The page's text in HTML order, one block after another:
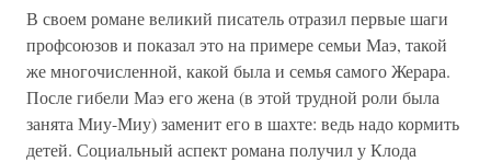
В своем романе великий писатель отразил первые шаги
профсоюзов и показал это на примере семьи Маэ, такой
же многочисленной, какой была и семья самого Жерара.
После гибели Маэ его жена (в этой трудной роли была
занята Миу-Миу) заменит его в шахте: ведь надо кормить
детей. Социальный аспект романа получил у Клода